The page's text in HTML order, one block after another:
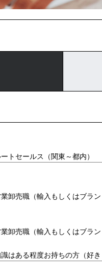
トセールス（関東～都内）
卸売職（輸入もしくはブラ
卸売職（輸入もしくはブラ
はある程度お持ちの方（好